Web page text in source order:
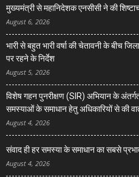
मुख्यमंत्री से महानिदेशक एनसीसी ने की
August 6, 2026
भारी से बहुत भारी वर्षा की चेतावनी के बीच
पर रहने के निर्देश
August 5, 2026
विशेष गहन पुनरीक्षण (SIR) अभियान के
समस्याओं के समाधान हेतु अधिकारियों से की
August 4, 2026
संवाद ही हर समस्या के समाधान का सबसे
August 4, 2026